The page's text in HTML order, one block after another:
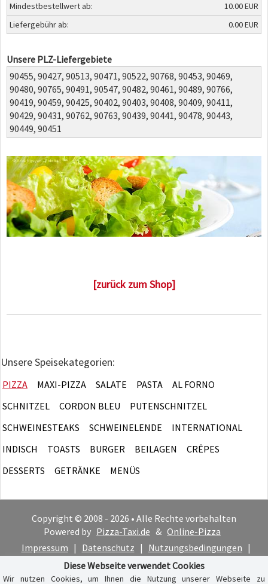
Mindestbestellwert ab:
10.00 EUR
Liefergebühr ab:
0.00 EUR
Unsere PLZ-Liefergebiete
90455, 90427, 90513, 90471, 90522, 90768, 90453, 90469,
90480, 90765, 90491, 90547, 90482, 90461, 90489, 90766,
90419, 90459, 90425, 90402, 90403, 90408, 90409, 90411,
90429, 90431, 90762, 90763, 90439, 90441, 90478, 90443,
90449, 90451
[zurück zum Shop]
Unsere Speisekategorien:
PIZZA MAXI-PIZZA SALATE PASTA
AL FORNO
SCHNITZEL
CORDON BLEU
PUTENSCHNITZEL
SCHWEINESTEAKS
SCHWEINELENDE
INTERNATIONAL
INDISCH
TOASTS BURGER BEILAGEN
CRÊPES
DESSERTS
GETRÄNKE MENÜS
Copyright © 2008 - 2026 • Alle Rechte vorbehalten
Powered by Pizza-Taxi.de & Online-Pizza
Impressum | Datenschutz | Nutzungsbedingungen |
Cookie-Hinweis
Diese Webseite verwendet Cookies
Wir nutzen Cookies, um Ihnen die Nutzung unserer Webseite zu